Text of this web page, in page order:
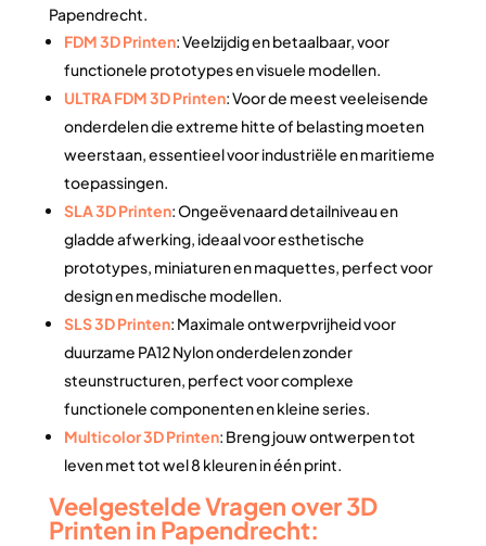
Papendrecht.
FDM 3D Printen: Veelzijdig en betaalbaar, voor
functionele prototypes en visuele modellen.
ULTRA FDM 3D Printen: Voor de meest veeleisende
onderdelen die extreme hitte of belasting moeten
weerstaan, essentieel voor industriële en maritieme
toepassingen.
SLA 3D Printen: Ongeëvenaard detailniveau en
gladde afwerking, ideaal voor esthetische
prototypes, miniaturen en maquettes, perfect voor
design en medische modellen.
SLS 3D Printen: Maximale ontwerpvrijheid voor
duurzame PA12 Nylon onderdelen zonder
steunstructuren, perfect voor complexe
functionele componenten en kleine series.
Multicolor 3D Printen: Breng jouw ontwerpen tot
leven met tot wel 8 kleuren in één print.
Veelgestelde Vragen over 3D
Printen in Papendrecht: